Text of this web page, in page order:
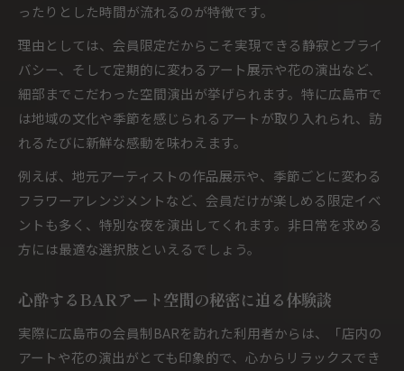
ったりとした時間が流れるのが特徴です。
理由としては、会員限定だからこそ実現できる静寂とプライ
バシー、そして定期的に変わるアート展示や花の演出など、
細部までこだわった空間演出が挙げられます。特に広島市で
は地域の文化や季節を感じられるアートが取り入れられ、訪
れるたびに新鮮な感動を味わえます。
例えば、地元アーティストの作品展示や、季節ごとに変わる
フラワーアレンジメントなど、会員だけが楽しめる限定イベ
ントも多く、特別な夜を演出してくれます。非日常を求める
方には最適な選択肢といえるでしょう。
心酔するBARアート空間の秘密に迫る体験談
実際に広島市の会員制BARを訪れた利用者からは、「店内の
アートや花の演出がとても印象的で、心からリラックスでき